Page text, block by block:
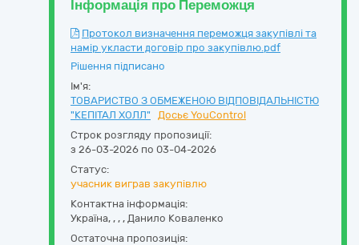
Інформація про Переможця
Протокол визначення переможця закупівлі та
намір укласти договір про закупівлю.pdf
Рішення підписано
Ім'я:
ТОВАРИСТВО З ОБМЕЖЕНОЮ ВІДПОВІДАЛЬНІСТЮ
"КЕПІТАЛ ХОЛЛ"
Досьє YouControl
Строк розгляду пропозиції:
з 26-03-2026 по 03-04-2026
Статус:
учасник виграв закупівлю
Контактна інформація:
Україна, , , , Данило Коваленко
Остаточна пропозиція: